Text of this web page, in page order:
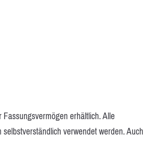
erhältlich. Alle
verwendet werden. Auch